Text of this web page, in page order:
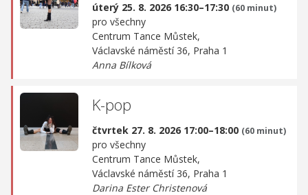
úterý 25. 8. 2026 16:30–17:30 (60 minut)
pro všechny
Centrum Tance Můstek,
Václavské náměstí 36, Praha 1
Anna Bílková
K-pop
čtvrtek 27. 8. 2026 17:00–18:00 (60 minut)
pro všechny
Centrum Tance Můstek,
Václavské náměstí 36, Praha 1
Darina Ester Christenová